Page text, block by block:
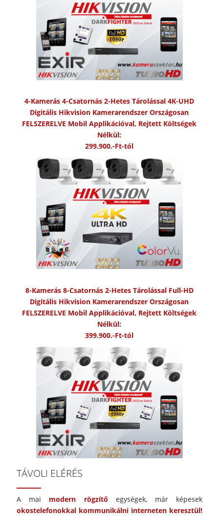
4-Kamerás 4-Csatornás 2-Hetes Tárolással 4K-UHD
Digitális Hikvision Kamerarendszer Országosan
FELSZERELVE Mobil Applikációval, Rejtett Költségek
Nélkül:
299.900.-Ft-tól
8-Kamerás 8-Csatornás 2-Hetes Tárolással Full-HD
Digitális Hikvision Kamerarendszer Országosan
FELSZERELVE Mobil Applikációval, Rejtett Költségek
Nélkül:
399.900.-Ft-tól
TÁVOLI ELÉRÉS
A mai modern rögzítő egységek, már képesek
okostelefonokkal kommunikálni interneten keresztül!